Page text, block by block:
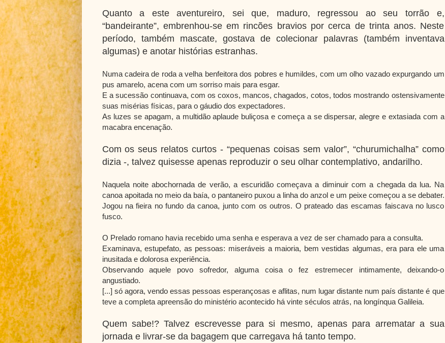
Quanto a este aventureiro, sei que, maduro, regressou ao seu torrão e,
“bandeirante”, embrenhou-se em rincões bravios por cerca de trinta anos. Neste
período, também mascate, gostava de colecionar palavras (também inventava
algumas) e anotar histórias estranhas.
Numa cadeira de roda a velha benfeitora dos pobres e humildes, com um olho vazado expurgando um
pus amarelo, acena com um sorriso mais para esgar.
E a sucessão continuava, com os coxos, mancos, chagados, cotos, todos mostrando ostensivamente
suas misérias físicas, para o gáudio dos expectadores.
As luzes se apagam, a multidão aplaude buliçosa e começa a se dispersar, alegre e extasiada com a
macabra encenação.
Com os seus relatos curtos - “pequenas coisas sem valor”, “churumichalha” como
dizia -, talvez quisesse apenas reproduzir o seu olhar contemplativo, andarilho.
Naquela noite abochornada de verão, a escuridão começava a diminuir com a chegada da lua. Na
canoa apoitada no meio da baía, o pantaneiro puxou a linha do anzol e um peixe começou a se debater.
Jogou na fieira no fundo da canoa, junto com os outros. O prateado das escamas faiscava no lusco
fusco.
O Prelado romano havia recebido uma senha e esperava a vez de ser chamado para a consulta.
Examinava, estupefato, as pessoas: miseráveis a maioria, bem vestidas algumas, era para ele uma
inusitada e dolorosa experiência.
Observando aquele povo sofredor, alguma coisa o fez estremecer intimamente, deixando-o
angustiado.
[...] só agora, vendo essas pessoas esperançosas e aflitas, num lugar distante num país distante é que
teve a completa apreensão do ministério acontecido há vinte séculos atrás, na longínqua Galileia.
Quem sabe!? Talvez escrevesse para si mesmo, apenas para arrematar a sua
jornada e livrar-se da bagagem que carregava há tanto tempo.